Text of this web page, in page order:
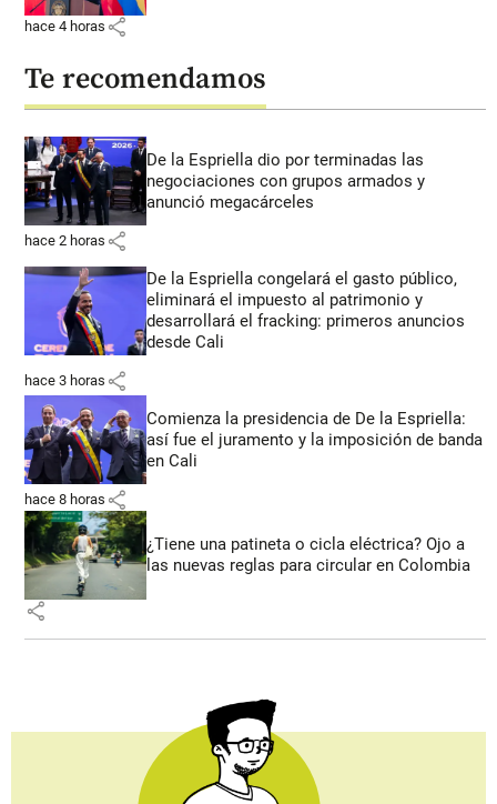
hace 4 horas share
Te recomendamos
De la Espriella dio por terminadas las
negociaciones con grupos armados y
anunció megacárceles
hace 2 horas share
De la Espriella congelará el gasto público,
eliminará el impuesto al patrimonio y
desarrollará el fracking: primeros anuncios
desde Cali
hace 3 horas share
Comienza la presidencia de De la Espriella:
así fue el juramento y la imposición de banda
en Cali
hace 8 horas share
¿Tiene una patineta o cicla eléctrica? Ojo a
las nuevas reglas para circular en Colombia
share